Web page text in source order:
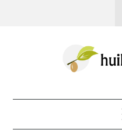
Huile d'argan